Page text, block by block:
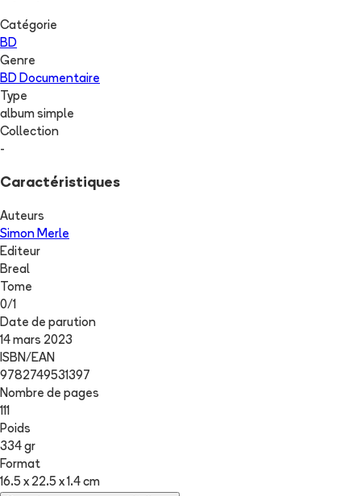
Catégorie
BD
Genre
BD Documentaire
Type
album simple
Collection
-
Caractéristiques
Auteurs
Simon Merle
Editeur
Breal
Tome
0/1
Date de parution
14 mars 2023
ISBN/EAN
9782749531397
Nombre de pages
111
Poids
334 gr
Format
16.5 x 22.5 x 1.4 cm